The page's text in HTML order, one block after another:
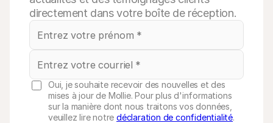
directement dans votre boîte de réception.
Oui, je souhaite recevoir des nouvelles et des
mises à jour de Mollie. Pour plus d'informations
sur la manière dont nous traitons vos données,
veuillez lire notre déclaration de confidentialité.